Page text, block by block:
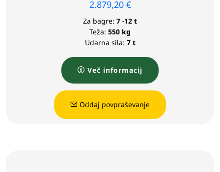
2.879,20 €
Za bagre: 7 -12 t
Teža: 550 kg
Udarna sila: 7 t
Več informacij
Oddaj povpraševanje